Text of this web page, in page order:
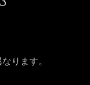
ります。